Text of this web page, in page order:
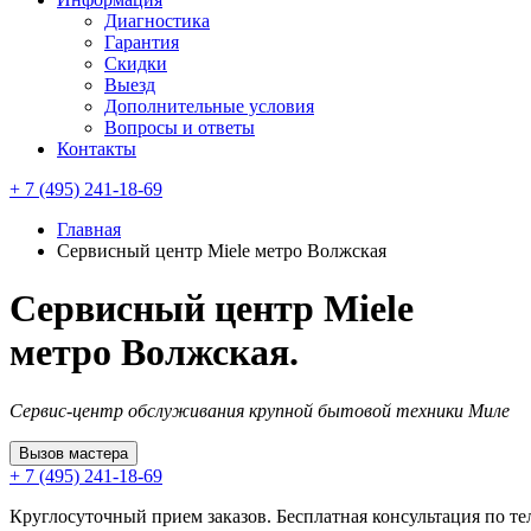
Диагностика
Гарантия
Скидки
Выезд
Дополнительные условия
Вопросы и ответы
Контакты
+ 7 (495) 241-18-69
Главная
Сервисный центр Miele метро Волжская
Сервисный центр Miele
метро Волжская.
Сервис-центр обслуживания крупной бытовой техники Миле
Вызов мастера
+ 7 (495) 241-18-69
Круглосуточный прием заказов. Бесплатная консультация по